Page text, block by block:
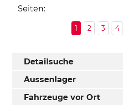
Seiten:
1 2 3 4
Detailsuche
Aussenlager
Fahrzeuge vor Ort